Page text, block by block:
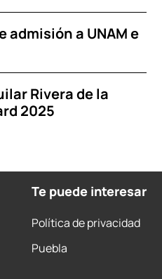
admisión a UNAM e
Rivera de la
2025
Te puede interesar
Política de privacidad
Puebla